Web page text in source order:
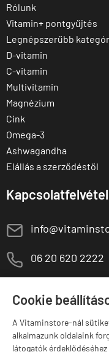
Cookie
A Vitaminstore-nál
alkalmazunk oldalaink
látogatók
Rólunk
Vitamin+ pontgyűjtés
Legnépszerűbb
D-vitamin
C-vitamin
Multivitamin
Magnézium
Cink
Omega-3
Ashwagandha
Elállás a szerződéstől
Kapcsolatfelvétel
E
M 06 20 620 2222
Szugló u. 83-85.
Márkák